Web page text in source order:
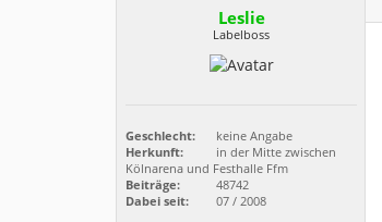
Leslie
Labelboss
Geschlecht:
keine Angabe
Herkunft:
in der Mitte zwischen
Kölnarena und Festhalle Ffm
Beiträge:
48742
Dabei seit:
07 / 2008